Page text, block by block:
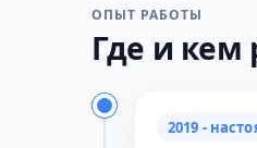
ОПЫТ РАБОТЫ
Где и кем
2019 -